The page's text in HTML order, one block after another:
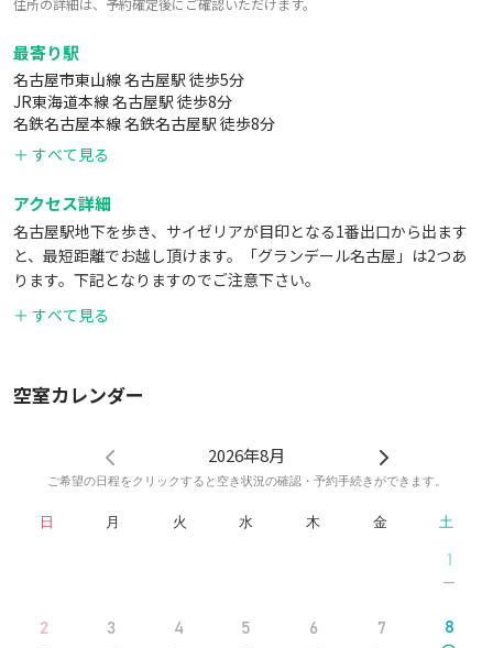
住所の詳細は、予約確定後にご確認いただけます。
最寄り駅
名古屋市東山線 名古屋駅 徒歩5分
JR東海道本線 名古屋駅 徒歩8分
名鉄名古屋本線 名鉄名古屋駅 徒歩8分
＋ すべて見る
アクセス詳細
名古屋駅地下を歩き、サイゼリアが目印となる1番出口から出ます
と、最短距離でお越し頂けます。「グランデール名古屋」は2つあ
ります。下記となりますのでご注意下さい。
https://goo.gl/maps/FZiETdd5Ho8xcJ3q8
詳しい住所や入室の方法はご予約頂いた時点で、お客様のご予約情
周辺には多数コインパーキングがございます。
夜間 300円
昼間 900円/土・日・祝 1000円/月～金
夜間は400円打ち切りが多数あります。
＋ すべて見る
空室カレンダー
2026年8月
ご希望の日程をクリックすると空き状況の確認・予約手続きができます。
日 月 火 水 木 金 土
1
2 3 4 5 6 7 8